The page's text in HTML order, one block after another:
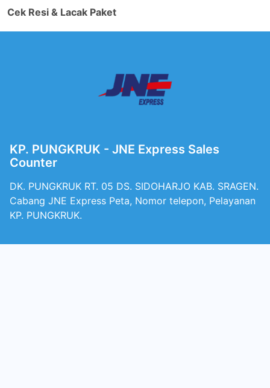
Cek Resi & Lacak Paket
KP. PUNGKRUK - JNE Express Sales
Counter
DK. PUNGKRUK RT. 05 DS. SIDOHARJO KAB. SRAGEN.
Cabang JNE Express Peta, Nomor telepon, Pelayanan
KP. PUNGKRUK.